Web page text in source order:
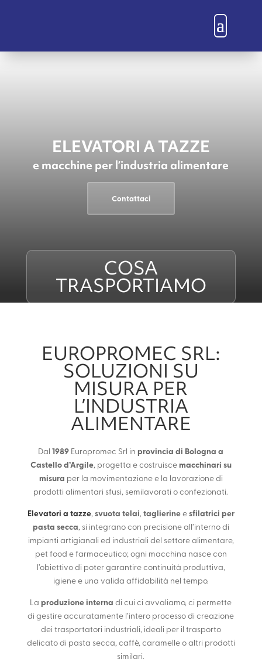
ELEVATORI A TAZZE
e macchine per l’industria alimentare
Contattaci
COSA
TRASPORTIAMO
EUROPROMEC SRL:
SOLUZIONI SU
MISURA PER
L’INDUSTRIA
ALIMENTARE
Dal1989 Europromec Srl inprovincia di Bologna a
Castello d’Argile, progetta e costruiscemacchinari su
misura per la movimentazione e la lavorazione di
prodotti alimentari sfusi, semilavorati o confezionati.
Elevatori a tazze,svuota telai,taglierineesfilatrici per
pasta secca, si integrano con precisione all’interno di
impianti artigianali ed industriali del settore alimentare,
pet food e farmaceutico; ogni macchina nasce con
l’obiettivo di poter garantire continuità produttiva,
igiene e una valida affidabilità nel tempo.
Laproduzione interna di cui ci avvaliamo, ci permette
di gestire accuratamente l’intero processo di creazione
dei trasportatori industriali, ideali per il trasporto
delicato di pasta secca, caffè, caramelle o altri prodotti
similari.